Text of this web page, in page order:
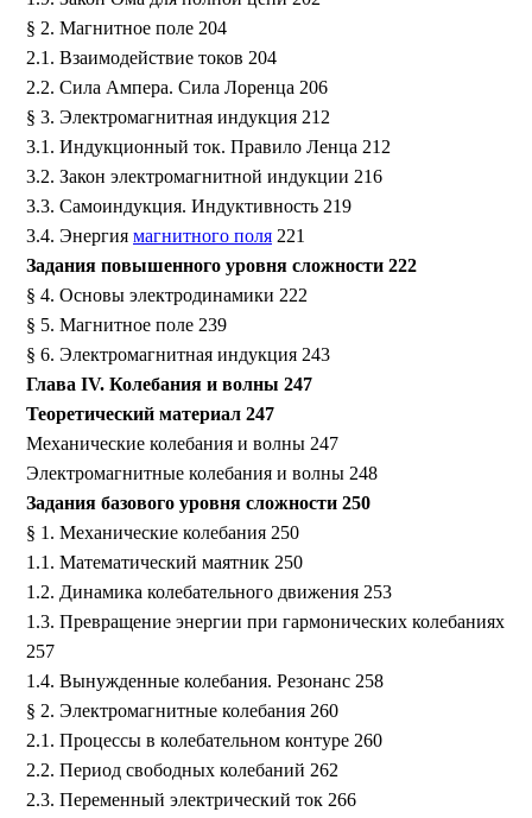
§ 2. Магнитное поле 204
2.1. Взаимодействие токов 204
2.2. Сила Ампера. Сила Лоренца 206
§ 3. Электромагнитная индукция 212
3.1. Индукционный ток. Правило Ленца 212
3.2. Закон электромагнитной индукции 216
3.3. Самоиндукция. Индуктивность 219
3.4. Энергия магнитного поля 221
Задания повышенного уровня сложности 222
§ 4. Основы электродинамики 222
§ 5. Магнитное поле 239
§ 6. Электромагнитная индукция 243
Глава IV. Колебания и волны 247
Теоретический материал 247
Механические колебания и волны 247
Электромагнитные колебания и волны 248
Задания базового уровня сложности 250
§ 1. Механические колебания 250
1.1. Математический маятник 250
1.2. Динамика колебательного движения 253
1.3. Превращение энергии при гармонических колебаниях
257
1.4. Вынужденные колебания. Резонанс 258
§ 2. Электромагнитные колебания 260
2.1. Процессы в колебательном контуре 260
2.2. Период свободных колебаний 262
2.3. Переменный электрический ток 266